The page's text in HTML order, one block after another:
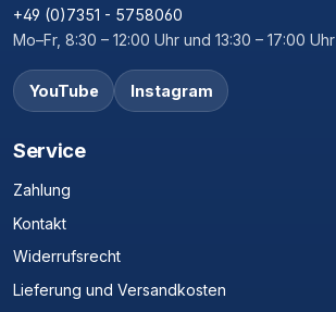
+49 (0)7351 - 5758060
Mo–Fr, 8:30 – 12:00 Uhr und 13:30 – 17:00 Uhr
YouTube Instagram
Service
Zahlung
Kontakt
Widerrufsrecht
Lieferung und Versandkosten